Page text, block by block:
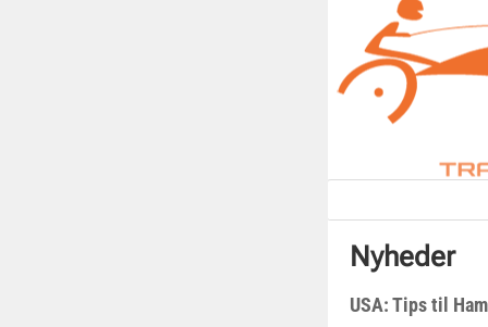
Nyheder
USA: Tips til